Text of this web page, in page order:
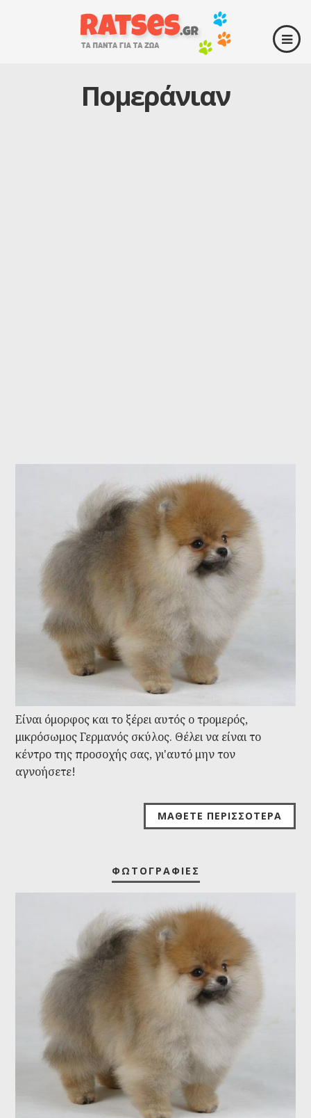
Πομεράνιαν
Είναι όμορφος και το ξέρει αυτός ο τρομερός,
μικρόσωμος Γερμανός σκύλος. Θέλει να είναι το
κέντρο της προσοχής σας, γι'αυτό μην τον
αγνοήσετε!
ΜΆΘΕΤΕ ΠΕΡΙΣΣΌΤΕΡΑ
ΦΩΤΟΓΡΑΦΊΕΣ